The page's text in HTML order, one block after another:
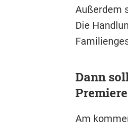
Außerdem
Die
Dann
Am